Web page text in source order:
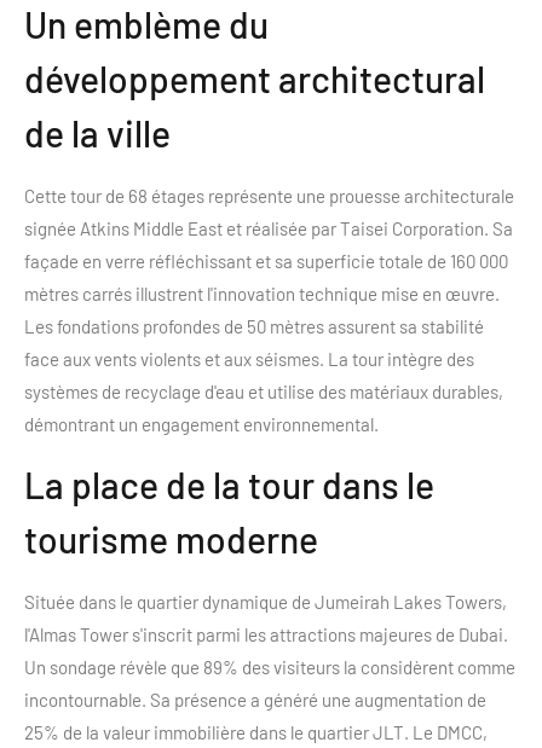
Un emblème du
développement architectural
de la ville
Cette tour de 68 étages représente une prouesse architecturale
signée Atkins Middle East et réalisée par Taisei Corporation. Sa
façade en verre réfléchissant et sa superficie totale de 160 000
mètres carrés illustrent l'innovation technique mise en œuvre.
Les fondations profondes de 50 mètres assurent sa stabilité
face aux vents violents et aux séismes. La tour intègre des
systèmes de recyclage d'eau et utilise des matériaux durables,
démontrant un engagement environnemental.
La place de la tour dans le
tourisme moderne
Située dans le quartier dynamique de Jumeirah Lakes Towers,
l'Almas Tower s'inscrit parmi les attractions majeures de Dubai.
Un sondage révèle que 89% des visiteurs la considèrent comme
incontournable. Sa présence a généré une augmentation de
25% de la valeur immobilière dans le quartier JLT. Le DMCC,